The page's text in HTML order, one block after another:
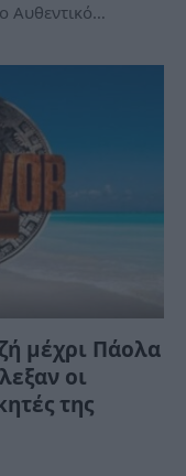
Αυθεντικό…
μέχρι Πάολα
οι
της